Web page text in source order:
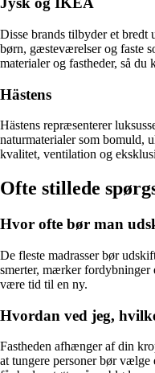
Disse brands tilbyder et bredt
børn, gæsteværelser og faste
materialer og fastheder, så du
Hästens
Hästens repræsenterer
naturmaterialer som bomuld,
kvalitet, ventilation og
Ofte stillede
Hvor ofte bør man
De fleste madrasser bør
smerter, mærker fordybninger
være tid til en ny.
Hvordan ved jeg,
Fastheden afhænger af din
at tungere personer bør vælge